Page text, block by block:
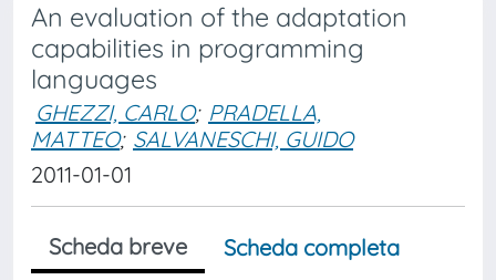
An evaluation of the adaptation
capabilities in programming
languages
GHEZZI, CARLO; PRADELLA,
MATTEO; SALVANESCHI, GUIDO
2011-01-01
Scheda breve
Scheda completa